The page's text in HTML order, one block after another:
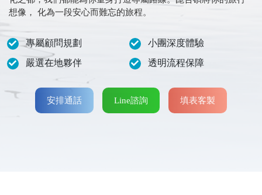
想像，
化為一段安心而難忘的旅程。
專屬顧問規劃
小團深度體驗
嚴選在地夥伴
透明流程保障
安排通話 Line諮詢 填表客製